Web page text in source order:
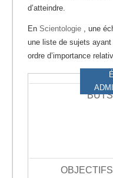
d’atteindre.
En Scientologie , une
une liste de sujets
ordre d’importance
BUTS
OBJECTIFS